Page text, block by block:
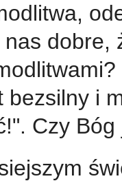
bezsilny i
Czy